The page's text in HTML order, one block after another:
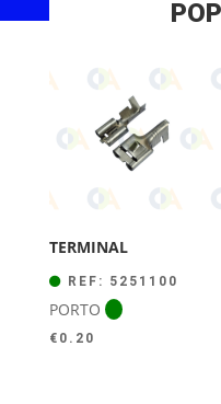
TERMINAL
REF: 5251100
PORTO
€ 0.20